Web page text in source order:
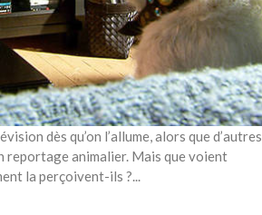
dès qu’on l’allume, alors que d’autres
reportage animalier. Mais que voient
la perçoivent-ils ?...